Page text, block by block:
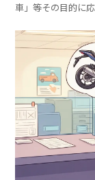
車」等その目的に